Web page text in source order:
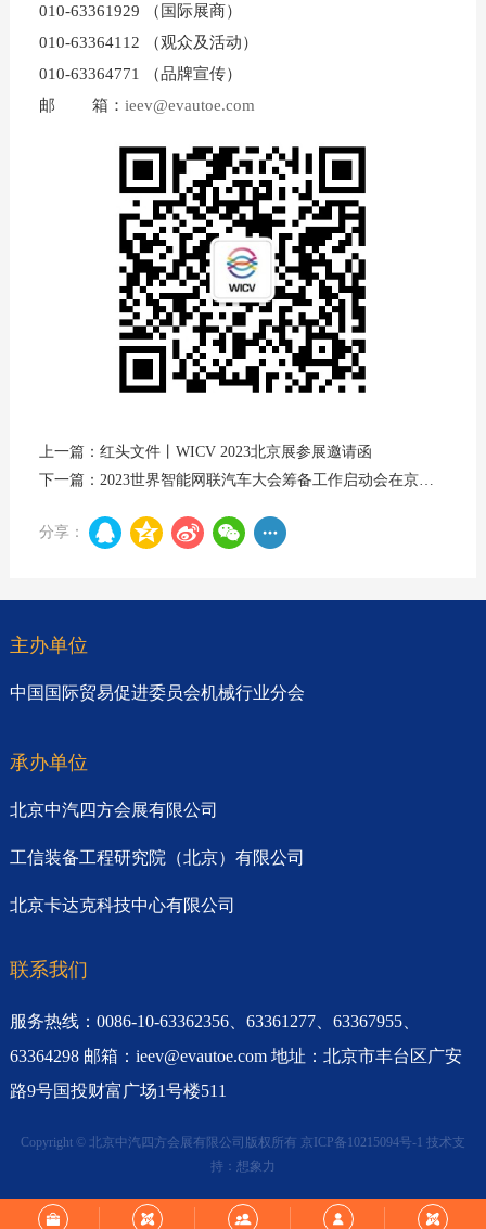
010-63361929 （国际展商）
010-63364112 （观众及活动）
010-63364771 （品牌宣传）
邮 箱： ieev@evautoe.com
上一篇：红头文件丨WICV 2023北京展参展邀请函
下一篇：2023世界智能网联汽车大会筹备工作启动会在京召开
分享：
主办单位
中国国际贸易促进委员会机械行业分会
承办单位
北京中汽四方会展有限公司
工信装备工程研究院（北京）有限公司
北京卡达克科技中心有限公司
联系我们
服务热线：0086-10-63362356、63361277、63367955、
63364298 邮箱：ieev@evautoe.com 地址：北京市丰台区广安
路9号国投财富广场1号楼511
Copyright © 北京中汽四方会展有限公司版权所有 京ICP备10215094号-1 技术支
持： 想象力